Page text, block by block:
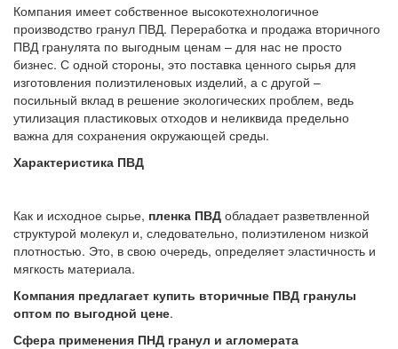
Компания имеет собственное высокотехнологичное
производство гранул ПВД. Переработка и продажа вторичного
ПВД гранулята по выгодным ценам – для нас не просто
бизнес. С одной стороны, это поставка ценного сырья для
изготовления полиэтиленовых изделий, а с другой –
посильный вклад в решение экологических проблем, ведь
утилизация пластиковых отходов и неликвида предельно
важна для сохранения окружающей среды.
Характеристика ПВД
Как и исходное сырье, пленка ПВД обладает разветвленной
структурой молекул и, следовательно, полиэтиленом низкой
плотностью. Это, в свою очередь, определяет эластичность и
мягкость материала.
Компания предлагает купить вторичные ПВД гранулы
оптом по выгодной цене.
Сфера применения ПНД гранул и агломерата